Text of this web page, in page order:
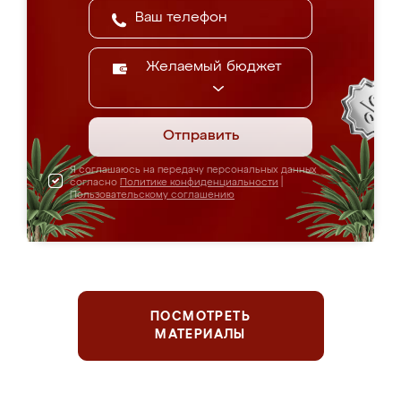
Желаемый бюджет
Отправить
Я соглашаюсь на передачу персональных данных
согласно Политике конфиденциальности
Пользовательскому соглашению
ПОСМОТРЕТЬ
МАТЕРИАЛЫ